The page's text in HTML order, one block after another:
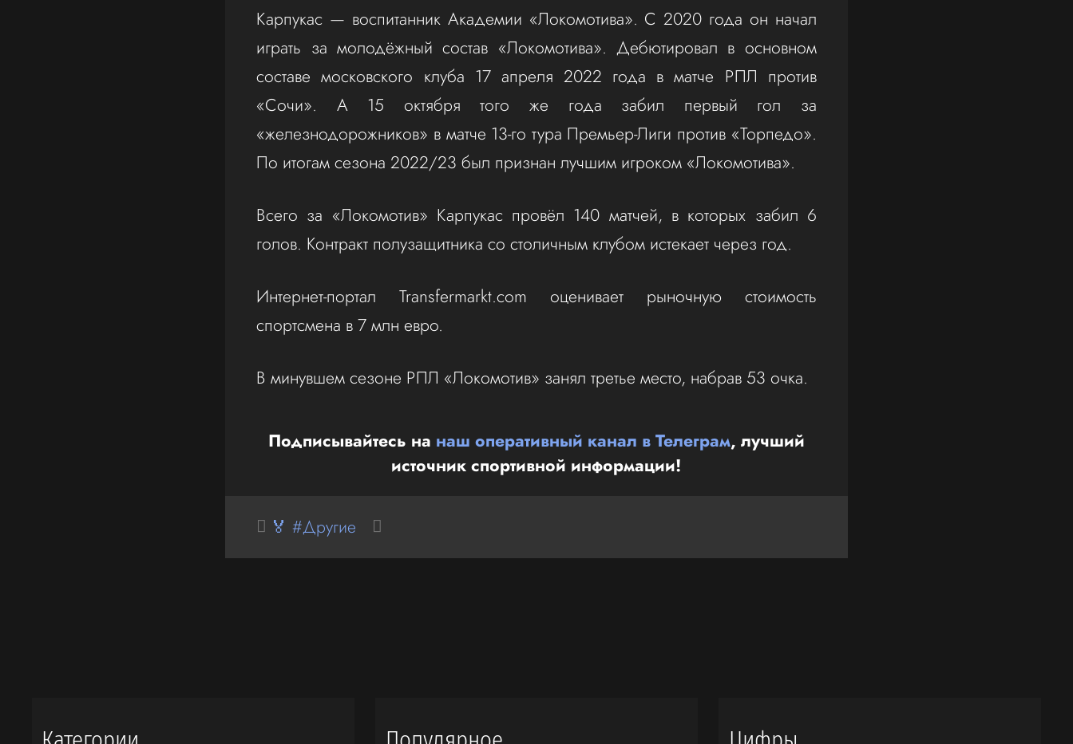
Карпукас — воспитанник Академии «Локомотива». С 2020 года он начал
играть за молодёжный состав «Локомотива». Дебютировал в основном
составе московского клуба 17 апреля 2022 года в матче РПЛ против
«Сочи». А 15 октября того же года забил первый гол за
«железнодорожников» в матче 13-го тура Премьер-Лиги против «Торпедо».
По итогам сезона 2022/23 был признан лучшим игроком «Локомотива».
Всего за «Локомотив» Карпукас провёл 140 матчей, в которых забил 6
голов. Контракт полузащитника со столичным клубом истекает через год.
Интернет-портал Transfermarkt.com оценивает рыночную стоимость
спортсмена в 7 млн евро.
В минувшем сезоне РПЛ «Локомотив» занял третье место, набрав 53 очка.
Подписывайтесь на наш оперативный канал в Телеграм, лучший
источник спортивной информации!
🏅 #Другие